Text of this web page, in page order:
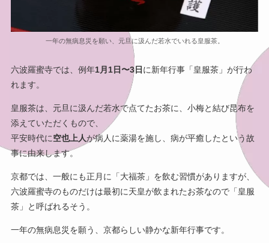
一年の無病息災を願い、元旦に汲んだ若水でいれる皇服茶。
六波羅蜜寺では、例年1月1日〜3日 に新年行事「皇服茶」が行わ
れます。
皇服茶は、元旦に汲んだ若水で点てたお茶に、小梅と結び昆布を
添えていただくもので、
平安時代に空也上人が病人に薬湯を施し、病が平癒したという故
事に由来します。
京都では、一般にも正月に「大福茶」を飲む習慣がありますが、
六波羅蜜寺のものだけは最初に天皇が飲まれたお茶なので「皇服
茶」と呼ばれるそう。
一年の無病息災を願う、京都らしい静かな新年行事です。